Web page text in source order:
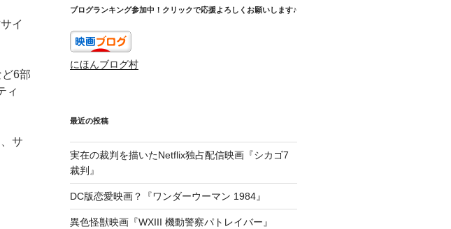
イ
6部
ィ
サ
ブログランキング参加中！クリックで応援よろしくお願いします♪
にほんブログ村
最近の投稿
実在の裁判を描いたNetflix独占配信映画『シカゴ7
裁判』
DC版恋愛映画？『ワンダーウーマン 1984』
異色怪獣映画『WXIII 機動警察パトレイバー』